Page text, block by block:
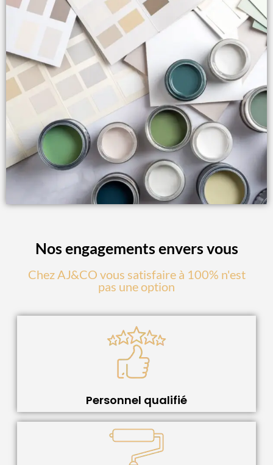
Nos engagements envers vous
Chez AJ&CO vous satisfaire à 100% n'est
pas une option
Personnel qualifié